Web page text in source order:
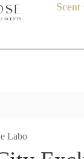
Scent
Labo